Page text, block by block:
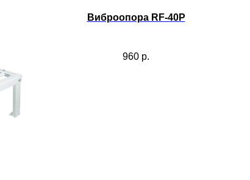
Виброопора RF-40P
960 р.